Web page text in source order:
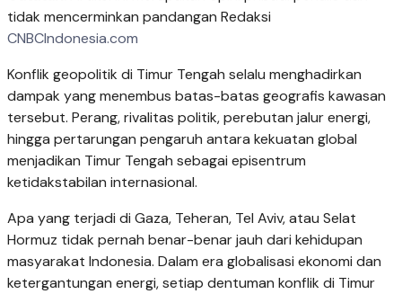
tidak mencerminkan pandangan Redaksi
CNBCIndonesia.com
Konflik geopolitik di Timur Tengah selalu menghadirkan
dampak yang menembus batas-batas geografis kawasan
tersebut. Perang, rivalitas politik, perebutan jalur energi,
hingga pertarungan pengaruh antara kekuatan global
menjadikan Timur Tengah sebagai episentrum
ketidakstabilan internasional.
Apa yang terjadi di Gaza, Teheran, Tel Aviv, atau Selat
Hormuz tidak pernah benar-benar jauh dari kehidupan
masyarakat Indonesia. Dalam era globalisasi ekonomi dan
ketergantungan energi, setiap dentuman konflik di Timur